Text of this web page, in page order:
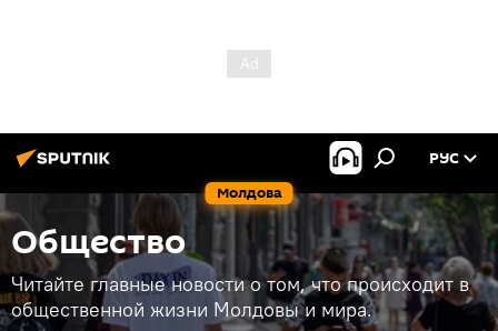
Молдова
РУС
Общество
Читайте главные новости о том, что происходит в
общественной жизни Молдовы и мира.